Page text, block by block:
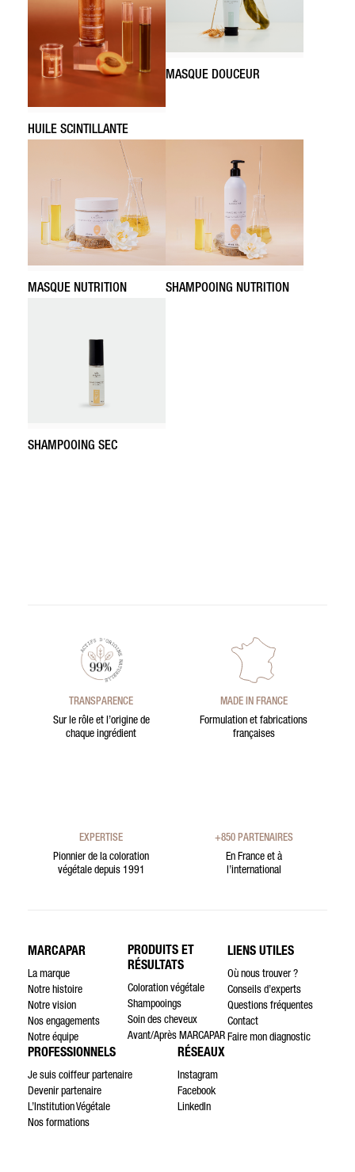
HUILE SCINTILLANTE
MASQUE DOUCEUR
MASQUE NUTRITION SHAMPOOING NUTRITION
SHAMPOOING SEC
TRANSPARENCE
Sur le rôle et l’origine de
chaque ingrédient
MADE IN FRANCE
Formulation et fabrications
françaises
EXPERTISE
Pionnier de la coloration
végétale depuis 1991
+850 PARTENAIRES
En France et à
l’international
MARCAPAR
La marque
Notre histoire
Notre vision
Nos engagements
Notre équipe
PRODUITS ET
RÉSULTATS
Coloration végétale
Shampooings
Soin des cheveux
Avant/Après MARCAPAR
LIENS UTILES
Où nous trouver ?
Conseils d’experts
Questions fréquentes
Contact
Faire mon diagnostic
PROFESSIONNELS
Je suis coiffeur partenaire
Devenir partenaire
L’Institution Végétale
Nos formations
RÉSEAUX
Instagram
Facebook
LinkedIn